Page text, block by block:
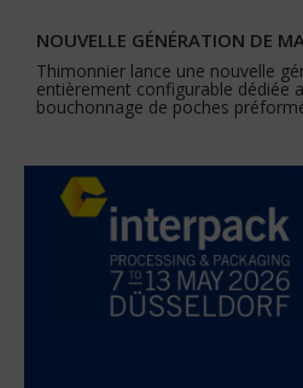
NOUVELLE GÉNÉRATION DE
Thimonnier lance une nouvelle
entièrement configurable dédiée
bouchonnage de poches